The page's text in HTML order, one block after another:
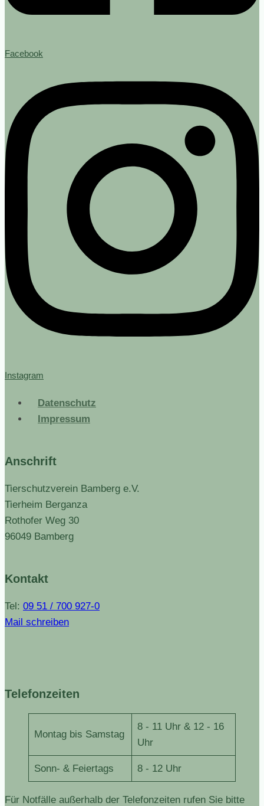
Facebook
Instagram
Datenschutz
Impressum
Anschrift
Tierschutzverein Bamberg e.V.
Tierheim Berganza
Rothofer Weg 30
96049 Bamberg
Kontakt
Tel: 09 51 / 700 927-0
Mail schreiben
Telefonzeiten
Montag bis Samstag
8 - 11 Uhr & 12 - 16
Uhr
Sonn- & Feiertags 8 - 12 Uhr
Für Notfälle außerhalb der Telefonzeiten rufen Sie bitte